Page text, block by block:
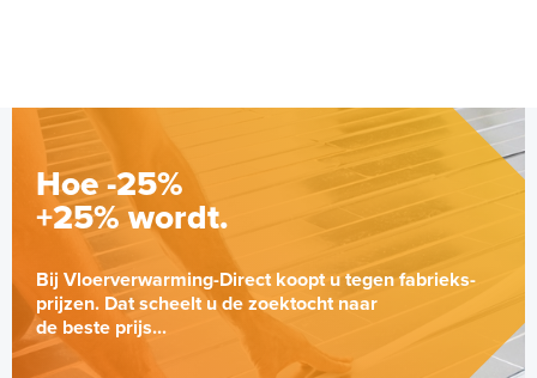
Hoe -25%
+25% wordt.
Bij Vloerverwarming-Direct koopt u tegen fabrieks-
prijzen. Dat scheelt u de zoektocht naar
de beste prijs...